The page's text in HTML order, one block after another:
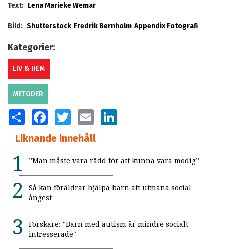
Text: Lena Marieke Wemar
Bild: Shutterstock Fredrik Bernholm Appendix Fotografi
Kategorier:
LIV & HEM
METODER
SHARE FACEBOOKTWITTER EMAIL
Liknande innehåll
”Man måste vara rädd för att kunna vara modig”
Så kan föräldrar hjälpa barn att utmana social
ångest
Forskare: "Barn med autism är mindre socialt
intresserade"